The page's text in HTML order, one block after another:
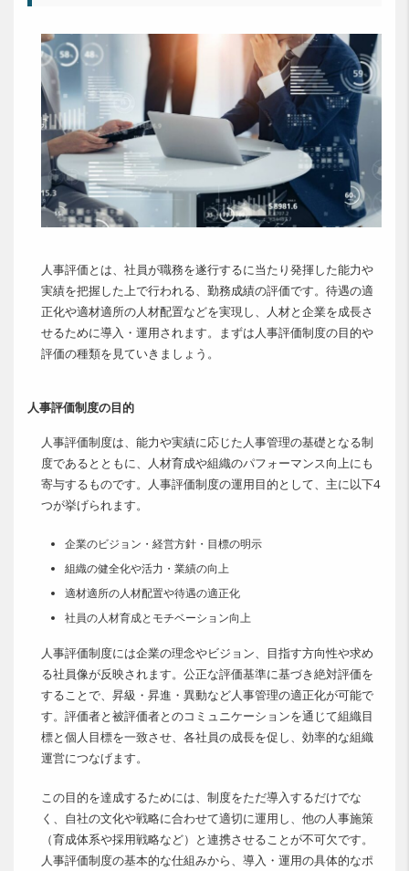
人事評価とは、社員が職務を遂行するに当たり発揮した能力や
実績を把握した上で行われる、勤務成績の評価です。待遇の適
正化や適材適所の人材配置などを実現し、人材と企業を成長さ
せるために導入・運用されます。まずは人事評価制度の目的や
評価の種類を見ていきましょう。
人事評価制度の目的
人事評価制度は、能力や実績に応じた人事管理の基礎となる制
度であるとともに、人材育成や組織のパフォーマンス向上にも
寄与するものです。人事評価制度の運用目的として、主に以下4
つが挙げられます。
企業のビジョン・経営方針・目標の明示
組織の健全化や活力・業績の向上
適材適所の人材配置や待遇の適正化
社員の人材育成とモチベーション向上
人事評価制度には企業の理念やビジョン、目指す方向性や求め
る社員像が反映されます。公正な評価基準に基づき絶対評価を
することで、昇級・昇進・異動など人事管理の適正化が可能で
す。評価者と被評価者とのコミュニケーションを通じて組織目
標と個人目標を一致させ、各社員の成長を促し、効率的な組織
運営につなげます。
この目的を達成するためには、制度をただ導入するだけでな
く、自社の文化や戦略に合わせて適切に運用し、他の人事施策
（育成体系や採用戦略など）と連携させることが不可欠です。
人事評価制度の基本的な仕組みから、導入・運用の具体的なポ